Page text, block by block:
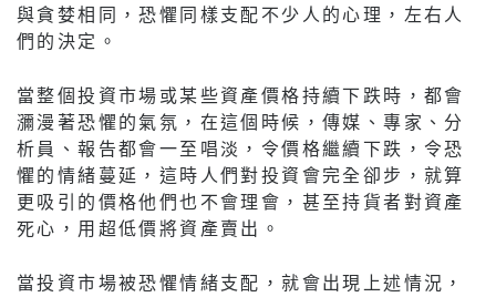
與貪婪相同，恐懼同樣支配不少人的心理，左右人
們的決定。
當整個投資市場或某些資產價格持續下跌時，都會
瀰漫著恐懼的氣氛，在這個時候，傳媒、專家、分
析員、報告都會一至唱淡，令價格繼續下跌，令恐
懼的情緒蔓延，這時人們對投資會完全卻步，就算
更吸引的價格他們也不會理會，甚至持貨者對資產
死心，用超低價將資產賣出。
當投資市場被恐懼情緒支配，就會出現上述情況，